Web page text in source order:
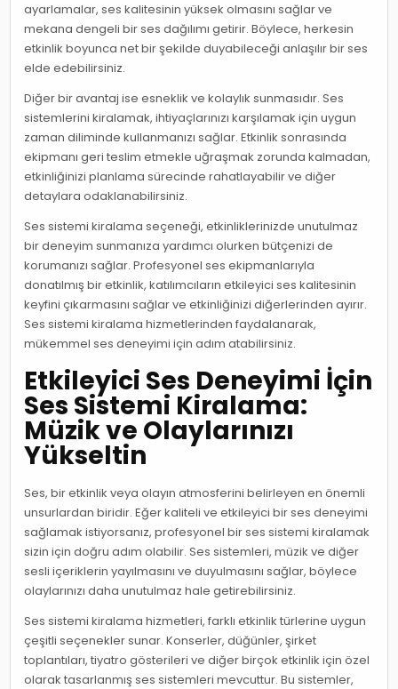
ayarlamalar, ses kalitesinin yüksek olmasını sağlar ve
mekana dengeli bir ses dağılımı getirir. Böylece, herkesin
etkinlik boyunca net bir şekilde duyabileceği anlaşılır bir ses
elde edebilirsiniz.
Diğer bir avantaj ise esneklik ve kolaylık sunmasıdır. Ses
sistemlerini kiralamak, ihtiyaçlarınızı karşılamak için uygun
zaman diliminde kullanmanızı sağlar. Etkinlik sonrasında
ekipmanı geri teslim etmekle uğraşmak zorunda kalmadan,
etkinliğinizi planlama sürecinde rahatlayabilir ve diğer
detaylara odaklanabilirsiniz.
Ses sistemi kiralama seçeneği, etkinliklerinizde unutulmaz
bir deneyim sunmanıza yardımcı olurken bütçenizi de
korumanızı sağlar. Profesyonel ses ekipmanlarıyla
donatılmış bir etkinlik, katılımcıların etkileyici ses kalitesinin
keyfini çıkarmasını sağlar ve etkinliğinizi diğerlerinden ayırır.
Ses sistemi kiralama hizmetlerinden faydalanarak,
mükemmel ses deneyimi için adım atabilirsiniz.
Etkileyici Ses Deneyimi İçin
Ses Sistemi Kiralama:
Müzik ve Olaylarınızı
Yükseltin
Ses, bir etkinlik veya olayın atmosferini belirleyen en önemli
unsurlardan biridir. Eğer kaliteli ve etkileyici bir ses deneyimi
sağlamak istiyorsanız, profesyonel bir ses sistemi kiralamak
sizin için doğru adım olabilir. Ses sistemleri, müzik ve diğer
sesli içeriklerin yayılmasını ve duyulmasını sağlar, böylece
olaylarınızı daha unutulmaz hale getirebilirsiniz.
Ses sistemi kiralama hizmetleri, farklı etkinlik türlerine uygun
çeşitli seçenekler sunar. Konserler, düğünler, şirket
toplantıları, tiyatro gösterileri ve diğer birçok etkinlik için özel
olarak tasarlanmış ses sistemleri mevcuttur. Bu sistemler,